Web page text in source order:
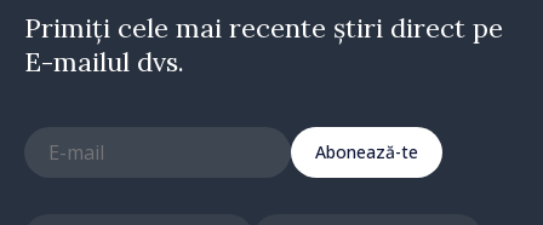
Primiți cele mai recente știri direct pe
E-mailul dvs.
Abonează-te